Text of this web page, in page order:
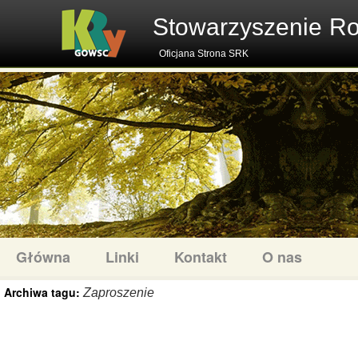
Stowarzyszenie
Oficjana Strona SRK
Główna Linki Kontakt O nas
Archiwa tagu:Zaproszenie